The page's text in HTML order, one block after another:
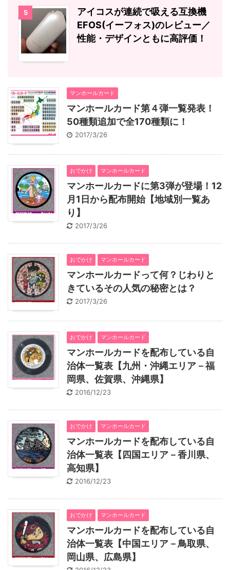
5
アイコスが連続で吸える互換機
EFOS(イーフォス)のレビュー／
性能・デザインともに高評価！
マンホールカード
マンホールカード第４弾一覧発表！
50種類追加で全170種類に！
2017/3/26
おでかけ マンホールカード
マンホールカードに第3弾が登場！12
月1日から配布開始【地域別一覧あ
り】
2017/3/26
おでかけ マンホールカード
マンホールカードって何？じわりと
きているその人気の秘密とは？
2017/3/26
おでかけ マンホールカード
マンホールカードを配布している自
治体一覧表【九州・沖縄エリア－福
岡県、佐賀県、沖縄県】
2016/12/23
おでかけ マンホールカード
マンホールカードを配布している自
治体一覧表【四国エリア－香川県、
高知県】
2016/12/23
おでかけ マンホールカード
マンホールカードを配布している自
治体一覧表【中国エリア－鳥取県、
岡山県、広島県】